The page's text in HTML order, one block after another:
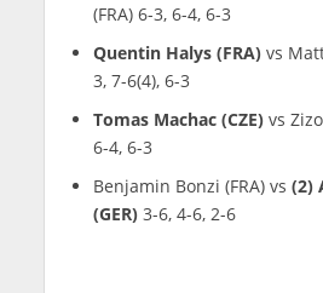
(FRA) 6-3, 6-4, 6-3
Quentin Halys (FRA)vs
3, 7-6(4), 6-3
Tomas Machac (CZE)vs
6-4, 6-3
Benjamin Bonzi (FRA) vs (2)
(GER)3-6, 4-6, 2-6